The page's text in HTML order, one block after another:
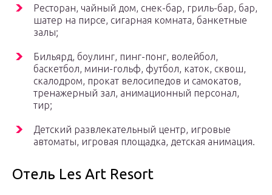
Ресторан, чайный дом, снек-бар, гриль-бар, бар,
шатер на пирсе, сигарная комната, банкетные
залы;
Бильярд, боулинг, пинг-понг, волейбол,
баскетбол, мини-гольф, футбол, каток, сквош,
скалодром, прокат велосипедов и самокатов,
тренажерный зал, анимационный персонал,
тир;
Детский развлекательный центр, игровые
автоматы, игровая площадка, детская анимация.
Отель Les Art Resort